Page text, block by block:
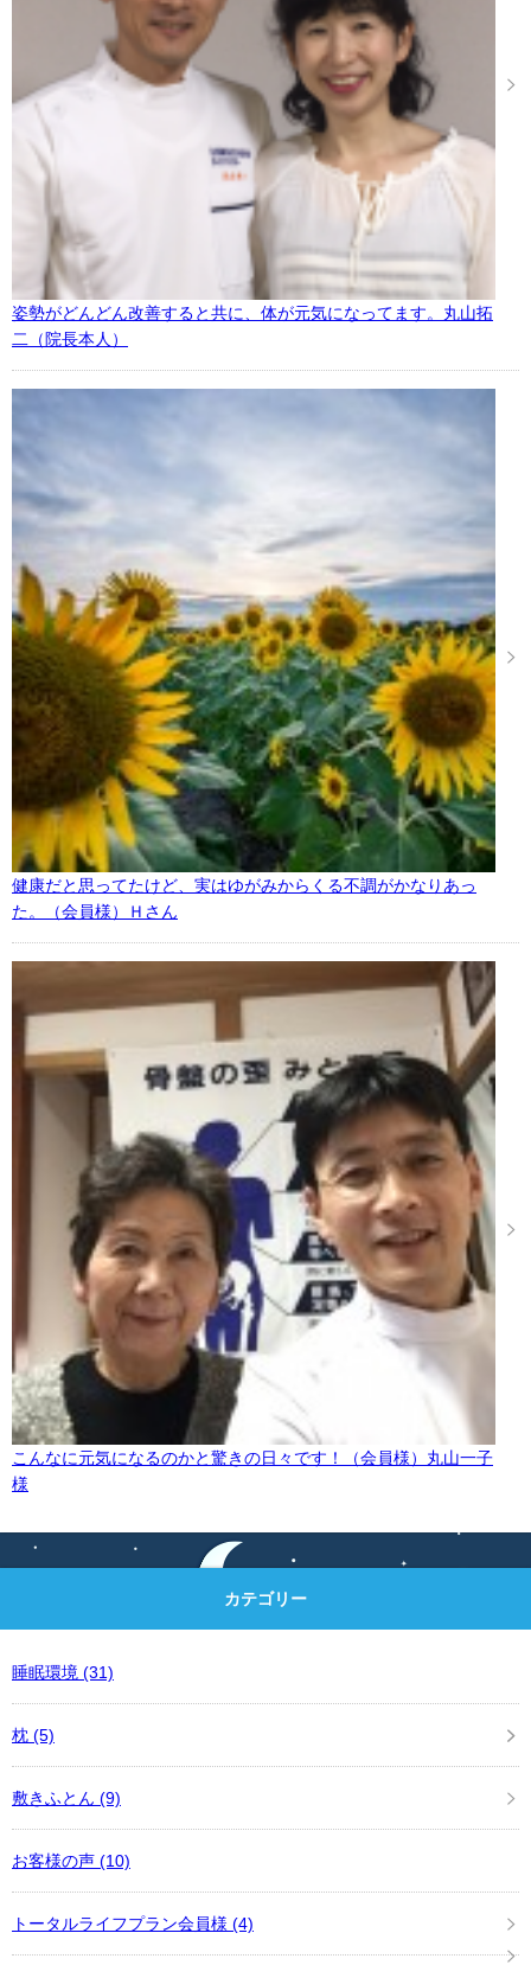
姿勢がどんどん改善すると共に、体が元気になってます。丸山拓
二（院長本人）
健康だと思ってたけど、実はゆがみからくる不調がかなりあっ
た。（会員様）Ｈさん
こんなに元気になるのかと驚きの日々です！（会員様）丸山一子
様
カテゴリー
睡眠環境 (31)
枕 (5)
敷きふとん (9)
お客様の声 (10)
トータルライフプラン会員様 (4)